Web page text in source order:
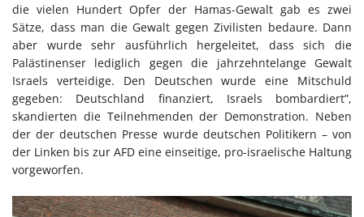
die vielen Hundert Opfer der Hamas-Gewalt gab es zwei
Sätze, dass man die Gewalt gegen Zivilisten bedaure. Dann
aber wurde sehr ausführlich hergeleitet, dass sich die
Palästinenser lediglich gegen die jahrzehntelange Gewalt
Israels verteidige. Den Deutschen wurde eine Mitschuld
gegeben: Deutschland finanziert, Israels bombardiert”,
skandierten die Teilnehmenden der Demonstration. Neben
der der deutschen Presse wurde deutschen Politikern – von
der Linken bis zur AFD eine einseitige, pro-israelische Haltung
vorgeworfen.